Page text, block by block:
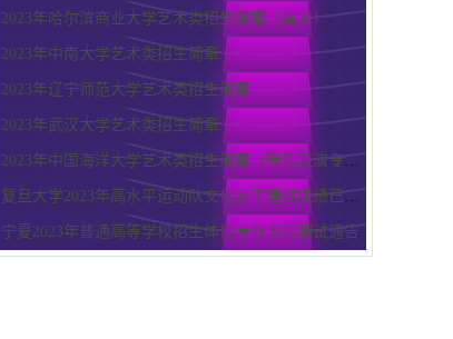
2023年哈尔滨商业大学艺术类招生简章（美术）
2023年中南大学艺术类招生简章
2023年辽宁师范大学艺术类招生简章
2023年武汉大学艺术类招生简章
2023年中国海洋大学艺术类招生简章（音乐表演专业）
复旦大学2023年高水平运动队文化水平测试成绩已公布
宁夏2023年普通高等学校招生体育专业术科测试通告